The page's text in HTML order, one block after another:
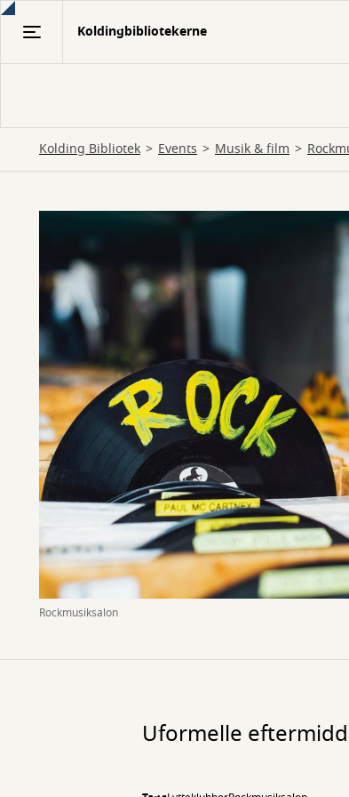
Gå
Koldingbibliotekerne
Kolding Bibliotek Events Musik & film
Rockmusiksalon
Uformelle